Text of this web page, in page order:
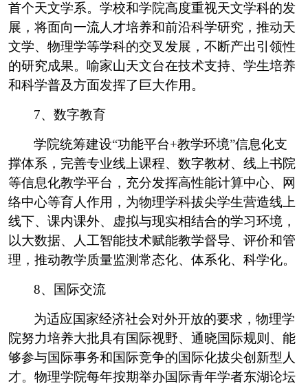
首个天文学系。学校和学院高度重视天文学科的发
展，将面向一流人才培养和前沿科学研究，推动天
文学、物理学等学科的交叉发展，不断产出引领性
的研究成果。喻家山天文台在技术支持、学生培养
和科学普及方面发挥了巨大作用。
7、数字教育
学院统筹建设“功能平台+教学环境”信息化支
撑体系，完善专业线上课程、数字教材、线上书院
等信息化教学平台，充分发挥高性能计算中心、网
络中心等育人作用，为物理学科拔尖学生营造线上
线下、课内课外、虚拟与现实相结合的学习环境，
以大数据、人工智能技术赋能教学督导、评价和管
理，推动教学质量监测常态化、体系化、科学化。
8、国际交流
为适应国家经济社会对外开放的要求，物理学
院努力培养大批具有国际视野、通晓国际规则、能
够参与国际事务和国际竞争的国际化拔尖创新型人
才。物理学院每年按期举办国际青年学者东湖论坛